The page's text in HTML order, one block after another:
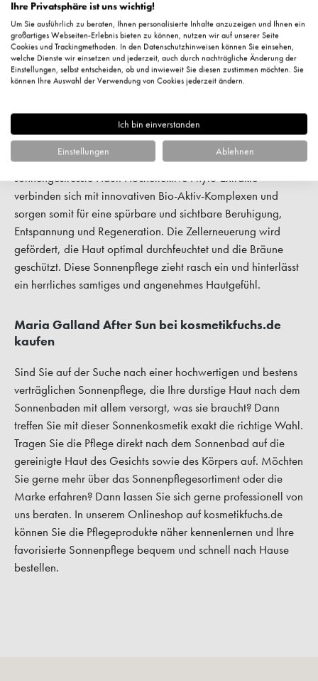
Körper. Auf diese Weise kann der natürliche Bräunungseffekt
noch mehr intensiviert und auch verlängert werden. Sie
möchten braun werden ohne dafür in der Sonne baden zu
müssen? Mit demSelbstbräunerder Marke funktioniert das
wunderbar.
Pflegende Kosmetik nach dem Sonnenbad
Maria Galland After Sun ist die perfekte Pflegekosmetik für
sonnengestresste Haut. Hocheffektive Phyto-Extrakte
verbinden sich mit innovativen Bio-Aktiv-Komplexen und
sorgen somit für eine spürbare und sichtbare Beruhigung,
Entspannung und Regeneration. Die Zellerneuerung wird
gefördert, die Haut optimal durchfeuchtet und die Bräune
geschützt. Diese Sonnenpflege zieht rasch ein und hinterlässt
ein herrliches samtiges und angenehmes Hautgefühl.
Maria Galland After Sun bei kosmetikfuchs.de
kaufen
Sind Sie auf der Suche nach einer hochwertigen und bestens
verträglichen Sonnenpflege, die Ihre durstige Haut nach dem
Sonnenbaden mit allem versorgt, was sie braucht? Dann
treffen Sie mit dieser Sonnenkosmetik exakt die richtige Wahl.
Tragen Sie die Pflege direkt nach dem Sonnenbad auf die
gereinigte Haut des Gesichts sowie des Körpers auf. Möchten
Sie gerne mehr über das Sonnenpflegesortiment oder die
Marke erfahren? Dann lassen Sie sich gerne professionell von
uns beraten. In unserem Onlineshop auf kosmetikfuchs.de
können Sie die Pflegeprodukte näher kennenlernen und Ihre
favorisierte Sonnenpflege bequem und schnell nach Hause
bestellen.
Ihre Privatsphäre ist uns wichtig!
Um Sie ausführlich zu beraten, Ihnen personalisierte Inhalte anzuzeigen und Ihnen ein
großartiges Webseiten-Erlebnis bieten zu können, nutzen wir auf unserer Seite
Cookies und Trackingmethoden. In den Datenschutzhinweisen können Sie einsehen,
welche Dienste wir einsetzen und jederzeit, auch durch nachträgliche Änderung der
Einstellungen, selbst entscheiden, ob und inwieweit Sie diesen zustimmen möchten. Sie
können Ihre Auswahl der Verwendung von Cookies jederzeit ändern.
Ich bin einverstanden
Einstellungen Ablehnen